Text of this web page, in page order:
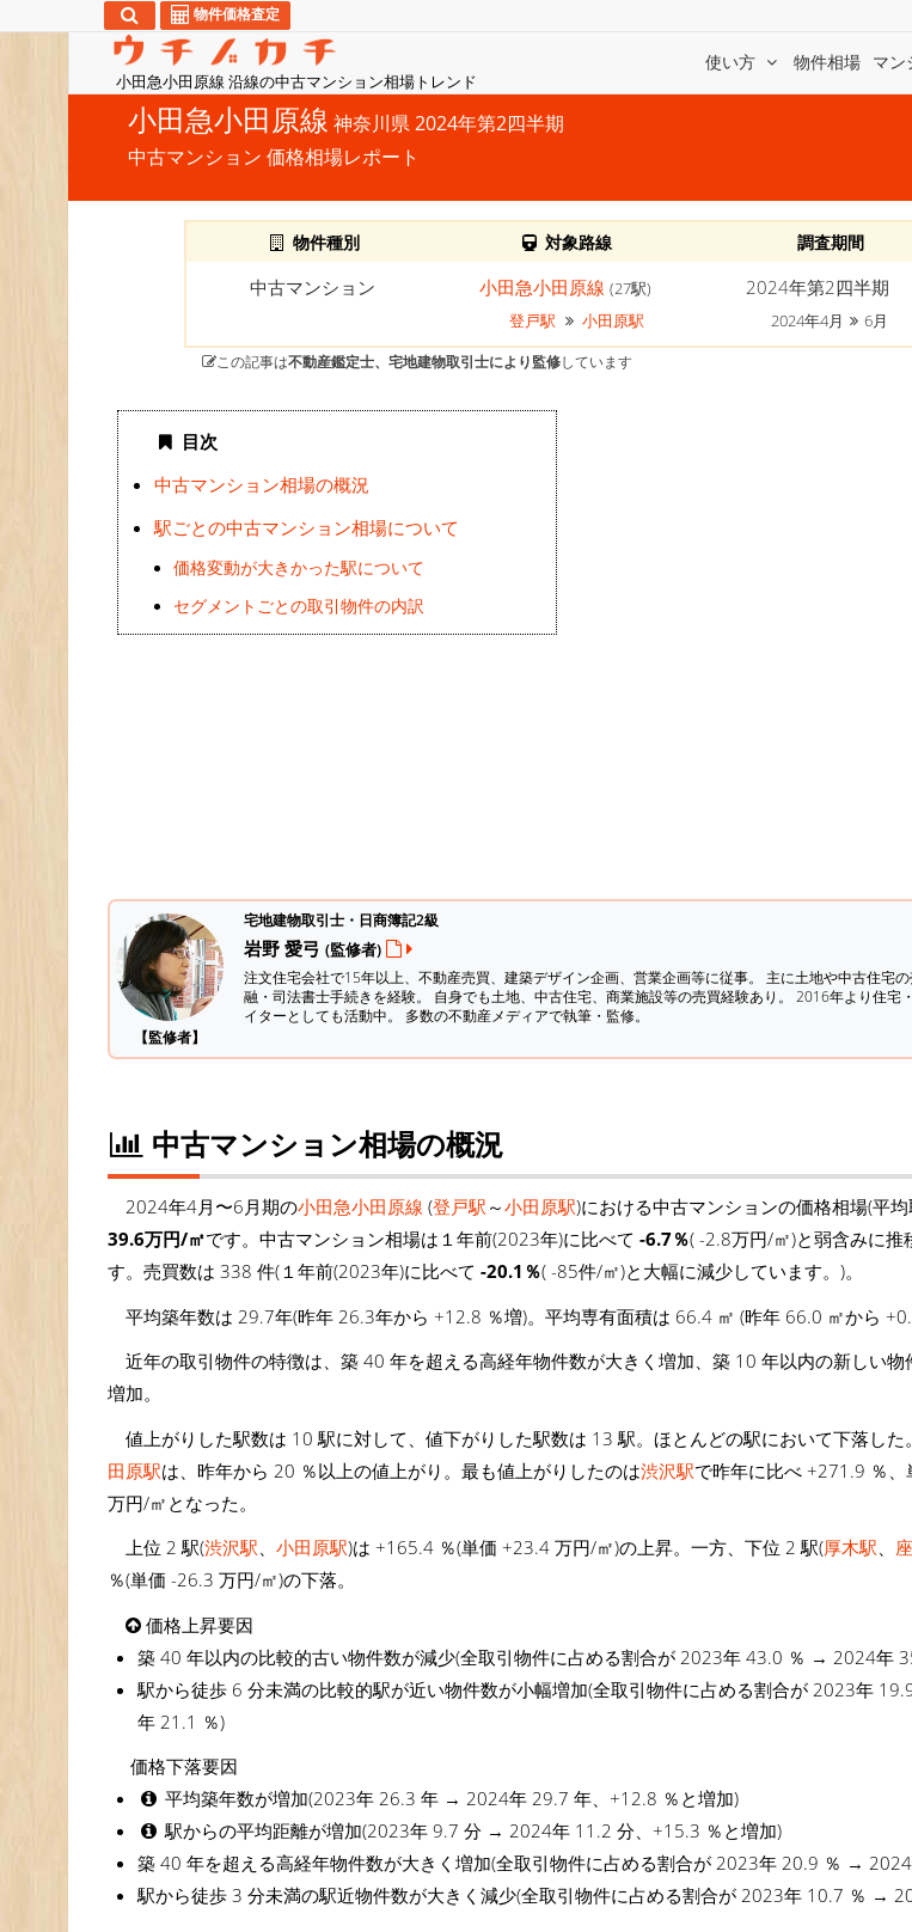
小田急小田原線 沿線の中古マンション相場トレンド
使い方 物件相場 マン
物件価格査定
小田急小田原線 神奈川県 2024年第2四半期
中古マンション 価格相場レポート
物件種別 対象路線 調査期間
中古マンション 小田急小田原線 (27駅)
登戸駅
小田原駅
2024年第2四半期
2024年4月 6月
この記事は不動産鑑定士、宅地建物取引士により監修しています
目次
中古マンション相場の概況
駅ごとの中古マンション相場について
価格変動が大きかった駅について
セグメントごとの取引物件の内訳
【監修者】
宅地建物取引士・日商簿記2級
岩野 愛弓 (監修者)
注文住宅会社で15年以上、不動産売買、建築デザイン企画、営業企画等に従事。 主に土地や中古住宅
融・司法書士手続きを経験。 自身でも土地、中古住宅、商業施設等の売買経験あり。 2016年より住宅
イターとしても活動中。 多数の不動産メディアで執筆・監修。
中古マンション相場の概況
2024年4月〜6月期の小田急小田原線 (登戸駅 ～小田原駅)における中古マンションの価格相場(平
39.6万円/㎡です。中古マンション相場は１年前(2023年)に比べて -6.7％( -2.8万円/㎡)と弱含みに推
す。売買数は 338 件(１年前(2023年)に比べて -20.1％( -85件/㎡)と大幅に減少しています。)。
平均築年数は 29.7年(昨年 26.3年から +12.8 ％増)。平均専有面積は 66.4 ㎡ (昨年 66.0 ㎡から
近年の取引物件の特徴は、築 40 年を超える高経年物件数が大きく増加、築 10 年以内の新しい物
増加。
値上がりした駅数は 10 駅に対して、値下がりした駅数は 13 駅。ほとんどの駅において下落した。
田原駅は、昨年から 20 ％以上の値上がり。最も値上がりしたのは渋沢駅で昨年に比べ +271.9 ％、
万円/㎡となった。
上位 2 駅(渋沢駅、 小田原駅)は +165.4 ％(単価 +23.4 万円/㎡)の上昇。一方、下位 2 駅(厚木駅、
％(単価 -26.3 万円/㎡)の下落。
価格上昇要因
築 40 年以内の比較的古い物件数が減少(全取引物件に占める割合が 2023年 43.0 ％ → 2024年
駅から徒歩 6 分未満の比較的駅が近い物件数が小幅増加(全取引物件に占める割合が 2023年
年 21.1 ％)
価格下落要因
平均築年数が増加(2023年 26.3 年 → 2024年 29.7 年、+12.8 ％と増加)
駅からの平均距離が増加(2023年 9.7 分 → 2024年 11.2 分、+15.3 ％と増加)
築 40 年を超える高経年物件数が大きく増加(全取引物件に占める割合が 2023年 20.9 ％ →
駅から徒歩 3 分未満の駅近物件数が大きく減少(全取引物件に占める割合が 2023年 10.7 ％ →